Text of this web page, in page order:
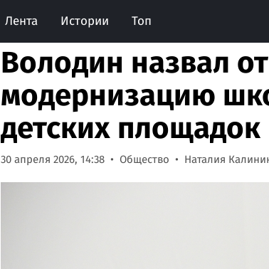
Лента Истории Топ
Володин назвал
модернизацию
детских площадок
30 апреля 2026, 14:38 Общество Наталия